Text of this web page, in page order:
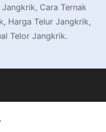
Cara Ternak
Harga Telur Jangkrik,
Telor Jangkrik.